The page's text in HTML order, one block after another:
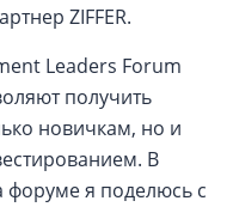
ZIFFER.
Leaders Forum
получить
новичкам, но и
В
форуме я поделюсь с